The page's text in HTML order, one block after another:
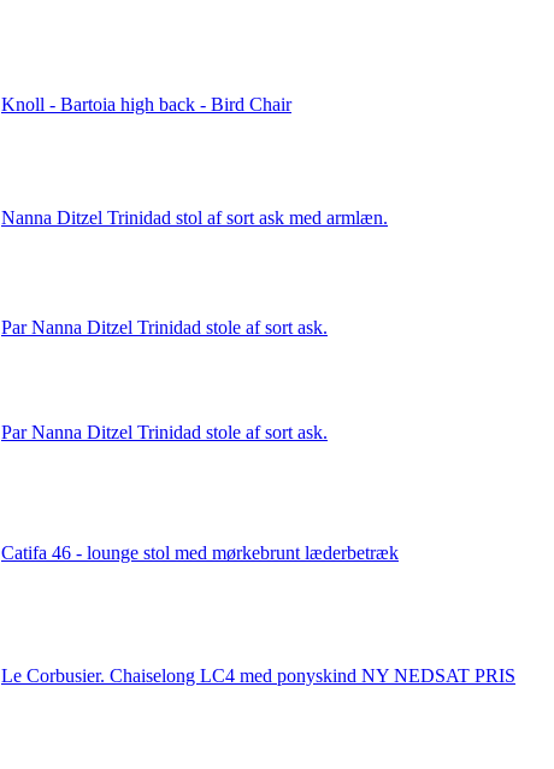
Knoll - Bartoia high back - Bird Chair
Nanna Ditzel Trinidad stol af sort ask med armlæn.
Par Nanna Ditzel Trinidad stole af sort ask.
Par Nanna Ditzel Trinidad stole af sort ask.
Catifa 46 - lounge stol med mørkebrunt læderbetræk
Le Corbusier. Chaiselong LC4 med ponyskind NY NEDSAT PRIS